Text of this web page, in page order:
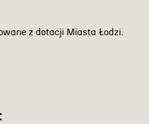
z dotacji Miasta Łodzi.